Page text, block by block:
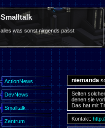
Smalltalk
alles was sonst nirgends passt
ActionNews
DevNews
Smalltalk
Zentrum
niemanda
Selten
denen sie
Das hat mit
Kontakt: